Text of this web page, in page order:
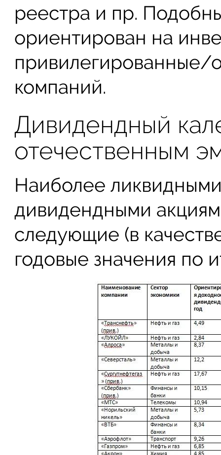
реестра и пр.
ориентирован на
привилегированные/
компаний.
Дивидендный
отечественным
Наиболее
дивидендными
следующие (в
годовые значения по